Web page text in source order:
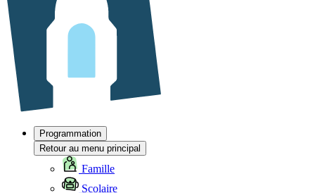
Programmation
Retour au menu principal
Famille
Scolaire